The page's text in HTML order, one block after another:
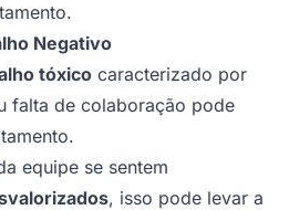
Negativo
tóxico caracterizado por
falta de colaboração pode
equipe se sentem
, isso pode levar a